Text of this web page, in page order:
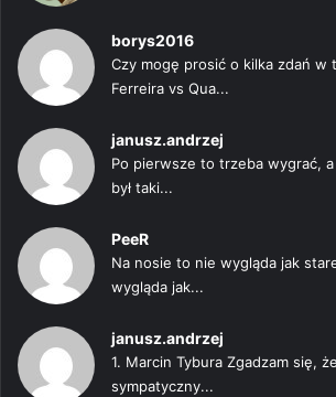
borys2016
Czy mogę prosić o kilka zdań w
Ferreira vs Qua...
janusz.andrzej
Po pierwsze to trzeba wygrać,
był taki...
PeeR
Na nosie to nie wygląda jak
wygląda jak...
janusz.andrzej
1. Marcin Tybura Zgadzam się,
sympatyczny...